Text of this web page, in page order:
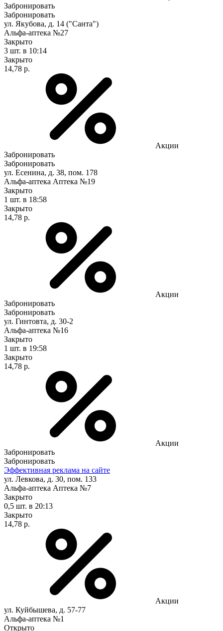
Забронировать
Забронировать
ул. Якубова, д. 14 ("Санта")
Альфа-аптека №27
Закрыто
3 шт. в 10:14
Закрыто
14,78 р.
Акции
Забронировать
Забронировать
ул. Есенина, д. 38, пом. 178
Альфа-аптека Аптека №19
Закрыто
1 шт. в 18:58
Закрыто
14,78 р.
Акции
Забронировать
Забронировать
ул. Гинтовта, д. 30-2
Альфа-аптека №16
Закрыто
1 шт. в 19:58
Закрыто
14,78 р.
Акции
Забронировать
Забронировать
Эффективная реклама на сайте
ул. Левкова, д. 30, пом. 133
Альфа-аптека Аптека №7
Закрыто
0,5 шт. в 20:13
Закрыто
14,78 р.
Акции
ул. Куйбышева, д. 57-77
Альфа-аптека №1
Открыто